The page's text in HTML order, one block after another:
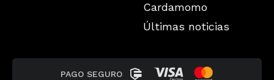
Cardamomo
Últimas noticias
PAGO SEGURO